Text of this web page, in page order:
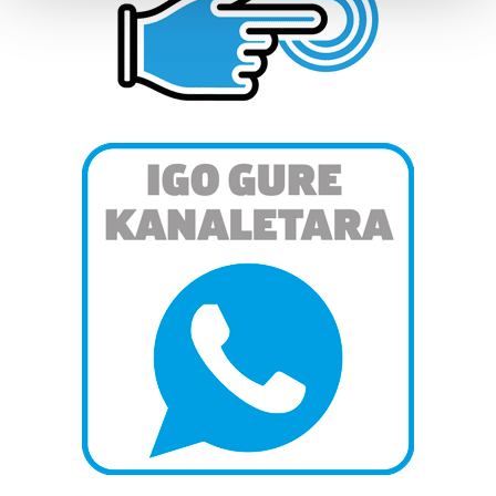
Guk eta gure bazkideek zure datu pertsonalak
prozesatzen ditugu, zure IP zenbakia, besteak beste,
teknologia erabiliz, cookieak adibidez, iragarki eta eduki
neurtzeko, jendeari buruzko informazioa biltzeko eta
produktuak garatzeko. Zure datuak nork eta zertarako
erabiltzen dituen hauta dezakezu.
interes komertzial legitimoetan babesten dira. Ikusi gure
bazkideen zerrenda, beren ustez zein helburutarako
duten interes legitimoa eta horren aurka nola egin
dezakezun ikusteko.
Lortu zure datu pertsonalak prozesatzeko moduari
buruzko informazio gehiago eta ezarri zure lehentasunak
datuen atalean. Edozein unetan alda edo ken dezakezu